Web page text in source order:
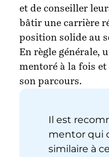
et de conseiller
bâtir une carrière
position solide au
En règle générale,
mentoré à la fois
son parcours.
Il est
mentor qui
similaire à